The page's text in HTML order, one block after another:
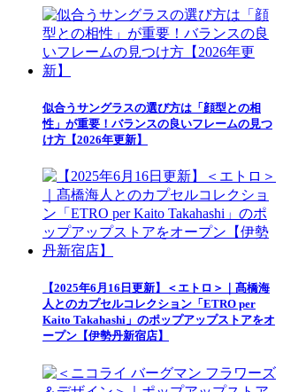
似合うサングラスの選び方は「顔型との相
性」が重要！バランスの良いフレームの見つ
け方【2026年更新】
【2025年6月16日更新】＜エトロ＞｜髙橋海
人とのカプセルコレクション「ETRO per
Kaito Takahashi」のポップアップストアをオ
ープン【伊勢丹新宿店】